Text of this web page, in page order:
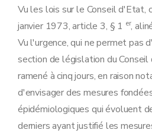
Vu les lois sur le Conseil d'Etat,
janvier 1973, article 3, § 1 er,
Vu l'urgence, qui ne permet pas
section de législation du
ramené à cinq jours, en raison
d'envisager des mesures
épidémiologiques qui évoluent
derniers ayant justifié les